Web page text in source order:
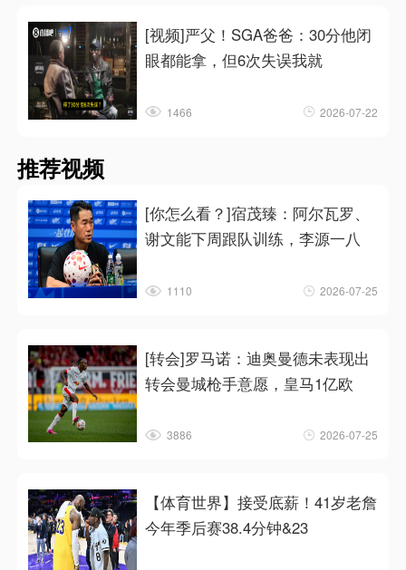
[视频]严父！SGA爸爸：30分他闭
眼都能拿，但6次失误我就
1466 2026-07-22
推荐视频
[你怎么看？]宿茂臻：阿尔瓦罗、
谢文能下周跟队训练，李源一八
1110 2026-07-25
[转会]罗马诺：迪奥曼德未表现出
转会曼城枪手意愿，皇马1亿欧
3886 2026-07-25
【体育世界】接受底薪！41岁老詹
今年季后赛38.4分钟&23